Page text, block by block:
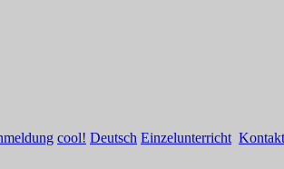
cool! Deutsch Einzelunterricht Kontakt